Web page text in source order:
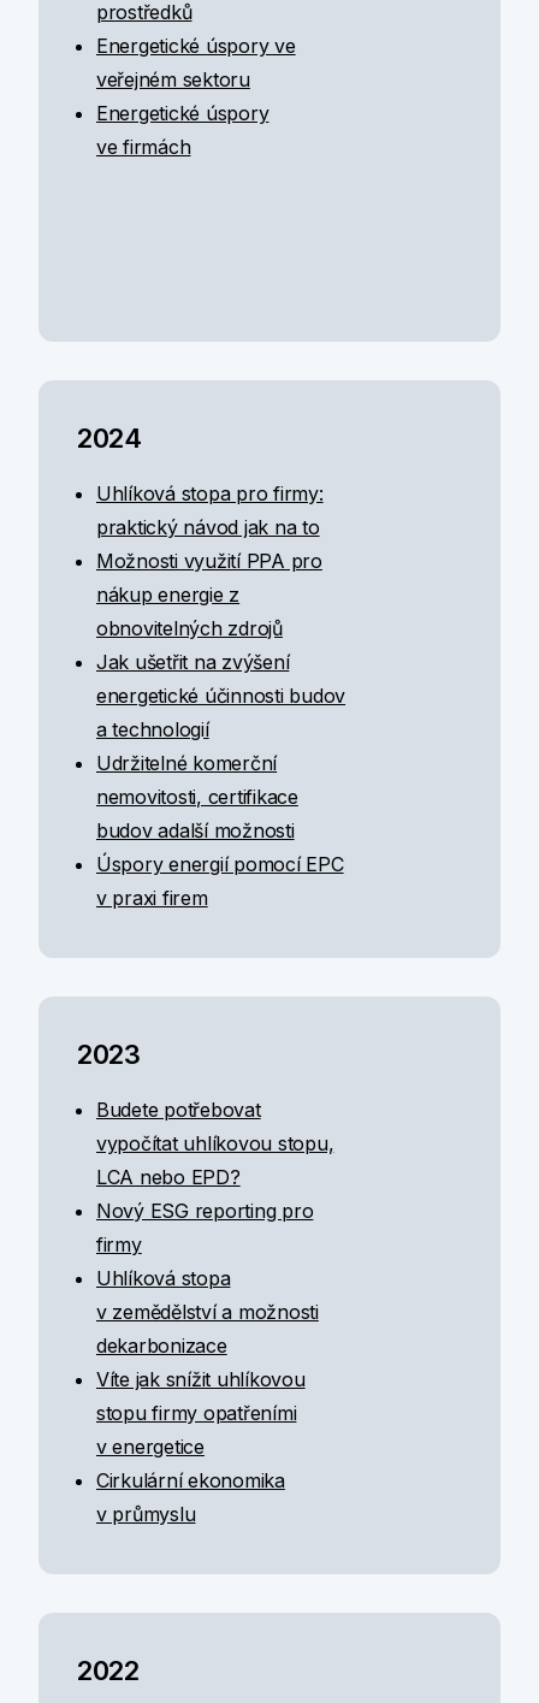
prostředků
Energetické úspory ve
veřejném sektoru
Energetické úspory
ve firmách
2024
Uhlíková stopa pro firmy:
praktický návod jak na to
Možnosti využití PPA pro
nákup energie z
obnovitelných zdrojů
Jak ušetřit na zvýšení
energetické účinnosti budov
a technologií
Udržitelné komerční
nemovitosti, certifikace
budov adalší možnosti
Úspory energií pomocí EPC
v praxi firem
2023
Budete potřebovat
vypočítat uhlíkovou stopu,
LCA nebo EPD?
Nový ESG reporting pro
firmy
Uhlíková stopa
v zemědělství a možnosti
dekarbonizace
Víte jak snížit uhlíkovou
stopu firmy opatřeními
v energetice
Cirkulární ekonomika
v průmyslu
2022